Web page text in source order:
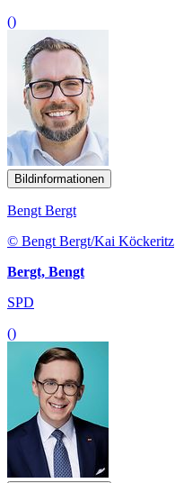
()
Bildinformationen
Bengt Bergt
© Bengt Bergt/Kai Köckeritz
Bergt, Bengt
SPD
()